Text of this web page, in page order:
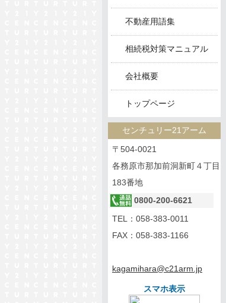
不動産用語集
相続税対策マニュアル
会社概要
トップページ
センチュリー21アーム
〒504-0021
各務原市那加前洞新町４丁目
183番地
0800-200-6621
TEL： 058-383-0011
FAX：058-383-1166
kagamihara@c21arm.jp
スマホ表示